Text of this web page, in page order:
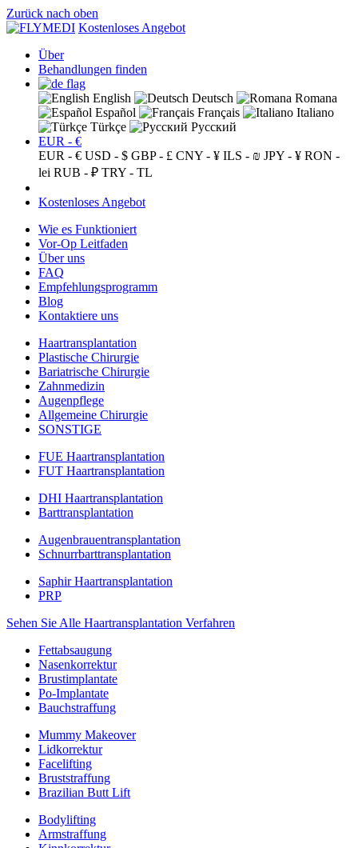
Zurück nach oben
Kostenloses Angebot
Über
Behandlungen finden
English Deutsch
Romana
Español
Français
Italiano
Türkçe
Русский
EUR - €
EUR - € USD - $ GBP - £ CNY - ¥ ILS - ₪ JPY - ¥ RON -
lei RUB - ₽ TRY - TL
Kostenloses Angebot
Wie es Funktioniert
Vor-Op Leitfaden
Über uns
FAQ
Empfehlungsprogramm
Blog
Kontaktiere uns
Haartransplantation
Plastische Chirurgie
Bariatrische Chirurgie
Zahnmedizin
Augenpflege
Allgemeine Chirurgie
SONSTIGE
FUE Haartransplantation
FUT Haartransplantation
DHI Haartransplantation
Barttransplantation
Augenbrauentransplantation
Schnurrbarttransplantation
Saphir Haartransplantation
PRP
Sehen Sie Alle Haartransplantation Verfahren
Fettabsaugung
Nasenkorrektur
Brustimplantate
Po-Implantate
Bauchstraffung
Mummy Makeover
Lidkorrektur
Facelifting
Bruststraffung
Brazilian Butt Lift
Bodylifting
Armstraffung